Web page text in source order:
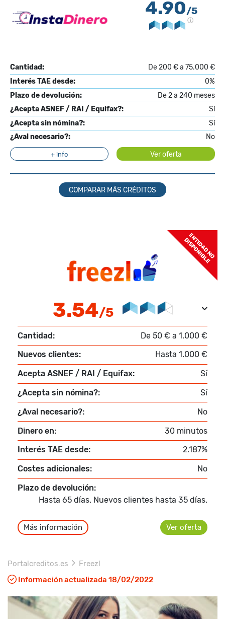
4.90/5
Cantidad:
De 200 € a 75.000 €
Interés TAE desde:
0%
Plazo de devolución:
De 2 a 240 meses
¿Acepta ASNEF / RAI / Equifax?:
Sí
¿Acepta sin nómina?:
Sí
¿Aval necesario?:
No
+ info Ver oferta
COMPARAR MÁS CRÉDITOS
3.54/5
Cantidad:
De 50 € a 1.000 €
Nuevos clientes:
Hasta 1.000 €
Acepta ASNEF / RAI / Equifax:
Sí
¿Acepta sin nómina?:
Sí
¿Aval necesario?:
No
Dinero en:
30 minutos
Interés TAE desde:
2.187%
Costes adicionales:
No
Plazo de devolución:
Hasta 65 días. Nuevos clientes hasta 35 días.
Más información Ver oferta
Portalcreditos.es
Freezl
Información actualizada 18/02/2022